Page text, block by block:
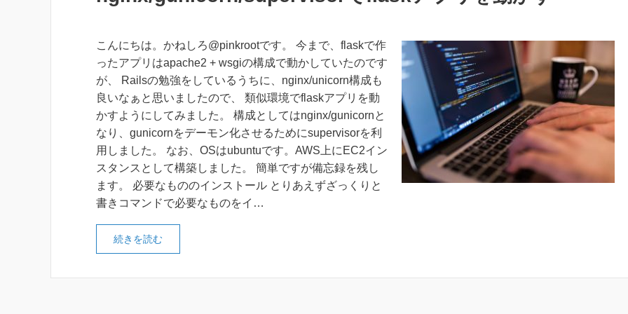
こんにちは。かねしろ@pinkrootです。 今まで、flaskで作
ったアプリはapache2 + wsgiの構成で動かしていたのです
が、 Railsの勉強をしているうちに、nginx/unicorn構成も
良いなぁと思いましたので、 類似環境でflaskアプリを動
かすようにしてみました。 構成としてはnginx/gunicornと
なり、gunicornをデーモン化させるためにsupervisorを利
用しました。 なお、OSはubuntuです。AWS上にEC2イン
スタンスとして構築しました。 簡単ですが備忘録を残し
ます。 必要なもののインストール とりあえずざっくりと
書きコマンドで必要なものをイ…
続きを読む